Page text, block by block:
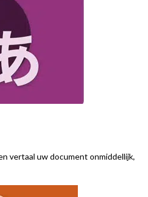
vertaal uw document onmiddellijk,